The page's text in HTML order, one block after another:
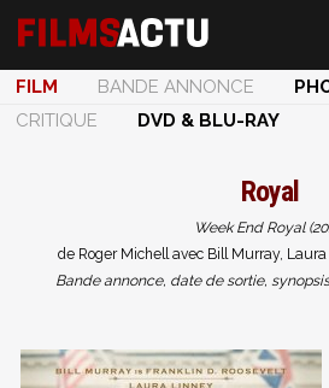
FILM BANDE ANNONCE
CRITIQUE
DVD & BLU-RAY
Royal
Week End Royal
de Roger Michell avec Bill Murray,
Bande annonce, date de sortie,